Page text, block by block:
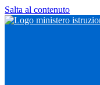
Salta al contenuto